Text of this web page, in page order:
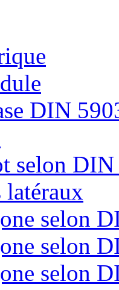
DIN
selon
latéraux
selon
selon
selon